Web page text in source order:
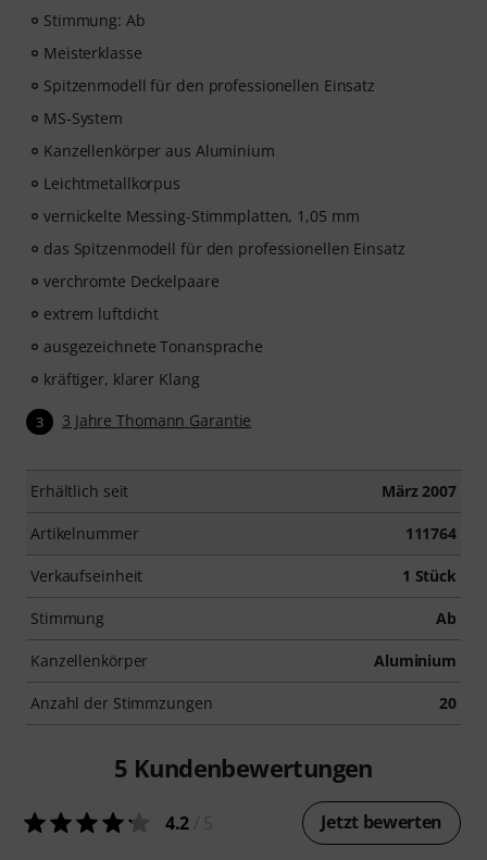
Stimmung: Ab
Meisterklasse
Spitzenmodell für den professionellen Einsatz
MS-System
Kanzellenkörper aus Aluminium
Leichtmetallkorpus
vernickelte Messing-Stimmplatten, 1,05 mm
das Spitzenmodell für den professionellen Einsatz
verchromte Deckelpaare
extrem luftdicht
ausgezeichnete Tonansprache
kräftiger, klarer Klang
3 3 Jahre Thomann Garantie
Erhältlich seit März 2007
Artikelnummer 111764
Verkaufseinheit 1 Stück
Stimmung Ab
Kanzellenkörper Aluminium
Anzahl der Stimmzungen 20
5 Kundenbewertungen
4.2 Jetzt bewerten